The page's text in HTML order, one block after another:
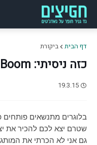
דף הבית ביקורת
כזה ניסיתי: Ultimate Ears Boom
19.3.15
בלוגרים מתנשאים
שטרם יצא לכם להכיר את
גם אני לא הכרתי את